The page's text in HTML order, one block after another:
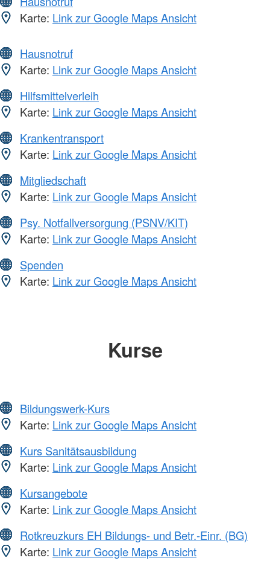
Karte: Link zur Google Maps Ansicht
Hausnotruf
Karte: Link zur Google Maps Ansicht
Hilfsmittelverleih
Karte: Link zur Google Maps Ansicht
Krankentransport
Karte: Link zur Google Maps Ansicht
Mitgliedschaft
Karte: Link zur Google Maps Ansicht
Psy. Notfallversorgung (PSNV/KIT)
Karte: Link zur Google Maps Ansicht
Spenden
Karte: Link zur Google Maps Ansicht
Kurse
Bildungswerk-Kurs
Karte: Link zur Google Maps Ansicht
Kurs Sanitätsausbildung
Karte: Link zur Google Maps Ansicht
Kursangebote
Karte: Link zur Google Maps Ansicht
Rotkreuzkurs EH Bildungs- und Betr.-Einr. (BG)
Karte: Link zur Google Maps Ansicht